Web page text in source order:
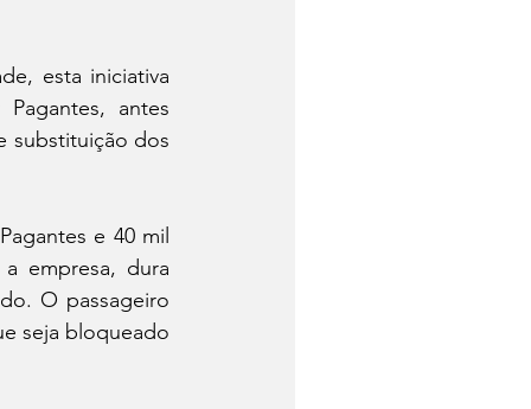
esta iniciativa
antes
substituição dos
e 40 mil
empresa, dura
O passageiro
seja bloqueado